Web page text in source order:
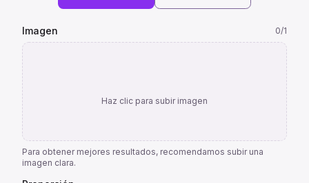
Imagen 0/1
Haz clic para subir imagen
Para obtener mejores resultados, recomendamos subir una
imagen clara.